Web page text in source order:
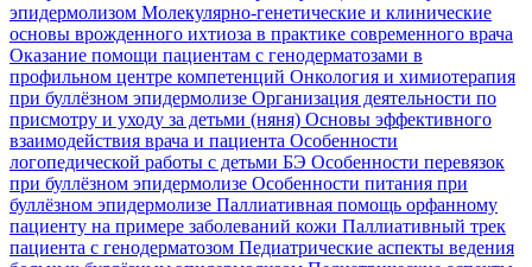
эпидермолизом Молекулярно-генетические и клинические
основы врожденного ихтиоза в практике современного врача
Оказание помощи пациентам с генодерматозами в
профильном центре компетенций Онкология и химиотерапия
при буллёзном эпидермолизе Организация деятельности по
присмотру и уходу за детьми (няня) Основы эффективного
взаимодействия врача и пациента Особенности
логопедической работы с детьми БЭ Особенности перевязок
при буллёзном эпидермолизе Особенности питания при
буллёзном эпидермолизе Паллиативная помощь орфанному
пациенту на примере заболеваний кожи Паллиативный трек
пациента с генодерматозом Педиатрические аспекты ведения